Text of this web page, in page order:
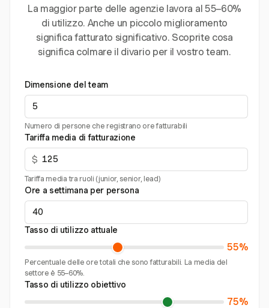
La maggior parte delle agenzie lavora al 55–60%
di utilizzo. Anche un piccolo miglioramento
significa fatturato significativo. Scoprite cosa
significa colmare il divario per il vostro team.
Dimensione del team
Numero di persone che registrano ore fatturabili
Tariffa media di fatturazione
$
Tariffa media tra ruoli (junior, senior, lead)
Ore a settimana per persona
Tasso di utilizzo attuale
55%
Percentuale delle ore totali che sono fatturabili. La media del
settore è 55–60%.
Tasso di utilizzo obiettivo
75%